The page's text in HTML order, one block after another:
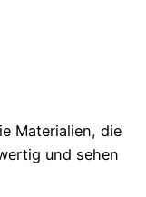
Materialien, die
und sehen